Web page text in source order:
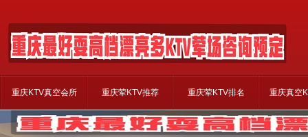
重庆KTV真空会所 重庆荤KTV推荐 重庆荤KTV排名 重庆真空